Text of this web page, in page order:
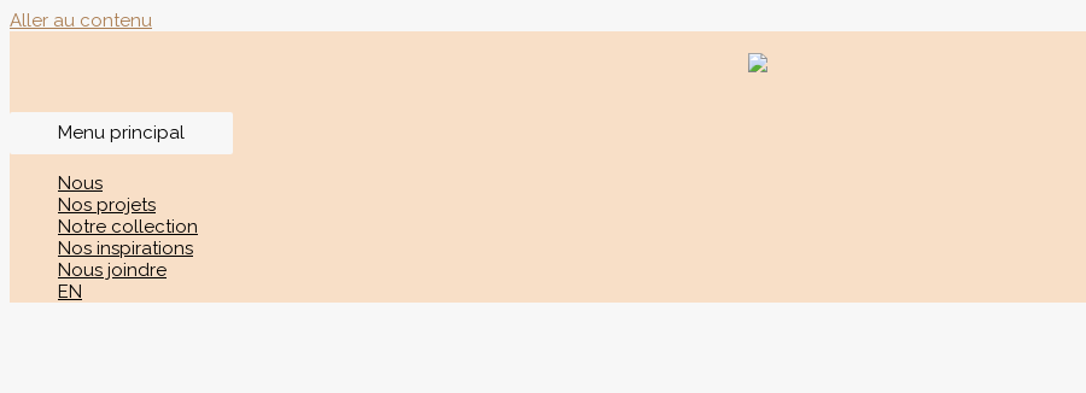
Aller au contenu
Menu principal
Nous
Nos projets
Notre collection
Nos inspirations
Nous joindre
EN